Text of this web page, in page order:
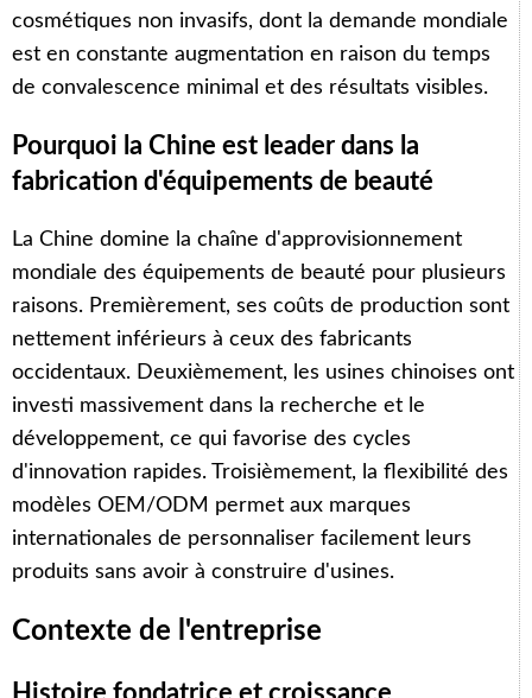
cosmétiques non invasifs, dont la demande mondiale
est en constante augmentation en raison du temps
de convalescence minimal et des résultats visibles.
Pourquoi la Chine est leader dans la
fabrication d'équipements de beauté
La Chine domine la chaîne d'approvisionnement
mondiale des équipements de beauté pour plusieurs
raisons. Premièrement, ses coûts de production sont
nettement inférieurs à ceux des fabricants
occidentaux. Deuxièmement, les usines chinoises ont
investi massivement dans la recherche et le
développement, ce qui favorise des cycles
d'innovation rapides. Troisièmement, la flexibilité des
modèles OEM/ODM permet aux marques
internationales de personnaliser facilement leurs
produits sans avoir à construire d'usines.
Contexte de l'entreprise
Histoire fondatrice et croissance